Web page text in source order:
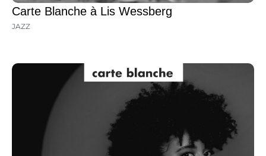
Carte Blanche à Lis Wessberg
JAZZ